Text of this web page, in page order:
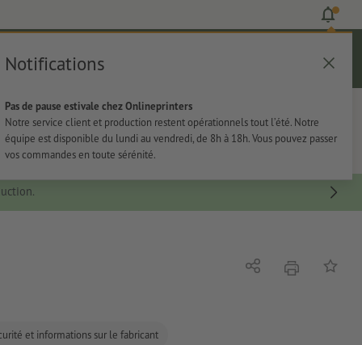
Notifications
Pas de pause estivale chez Onlineprinters
Notre service client et production restent opérationnels tout l’été. Notre
équipe est disponible du lundi au vendredi, de 8h à 18h. Vous pouvez passer
vos commandes en toute sérénité.
Panier
Papeterie Autocollants
et informations sur le fabricant
Partagerimprimer